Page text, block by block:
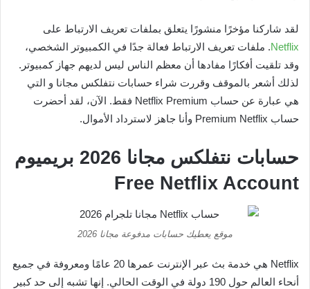
لقد شاركنا مؤخرًا منشورًا يتعلق بملفات تعريف الارتباط على
Netflix. ملفات تعريف الارتباط فعالة جدًا في الكمبيوتر الشخصي،
وقد تلقيت أفكارًا مفادها أن معظم الناس ليس لديهم جهاز كمبيوتر.
لذلك أشعر بالموقف وقررت شراء حسابات نتفلكس مجانا و التي
هي عبارة عن حساب Netflix Premium فقط. الآن، لقد أحضرت
حساب Premium Netflix وأنا جاهز لاسترداد الأموال.
حسابات نتفلكس مجانا 2026 بريميوم
Free Netflix Account
موقع يعطيك حسابات مدفوعة مجانا 2026
Netflix هي خدمة بث عبر الإنترنت عمرها 20 عامًا ومعروفة في جميع
أنحاء العالم حول 190 دولة في الوقت الحالي. إنها تشبه إلى حد كبير